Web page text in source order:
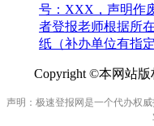
号：XXX，声明作
者登报老师根据所
纸（补办单位有指
Copyright ©本网站版
声明：极速登报网是一个代办权